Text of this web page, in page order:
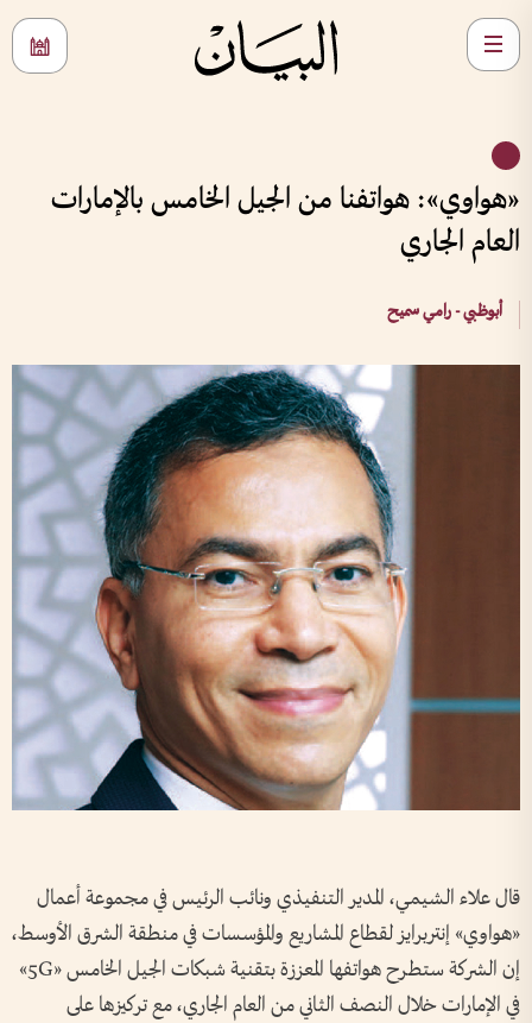
«هواوي»: هواتفنا من الجيل الخامس بالإمارات
العام الجاري
أبوظبي - رامي سميح
قال علاء الشيمي، المدير التنفيذي ونائب الرئيس في مجموعة أعمال
«هواوي» إنتربرايز لقطاع المشاريع والمؤسسات في منطقة الشرق الأوسط،
إن الشركة ستطرح هواتفها المعززة بتقنية شبكات الجيل الخامس «5G»
في الإمارات خلال النصف الثاني من العام الجاري، مع تركيزها على